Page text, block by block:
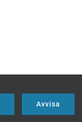
Avvisa